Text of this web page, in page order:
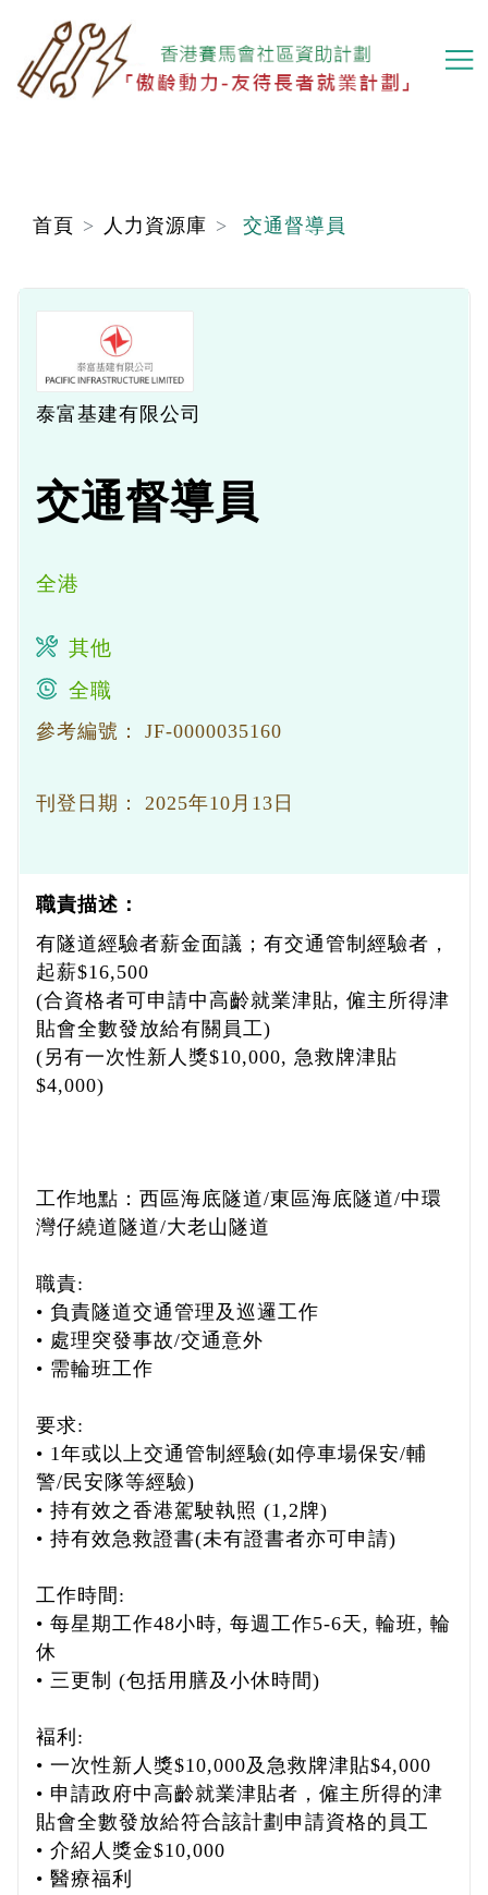
主
內
首頁 人力資源庫 交通督導員
泰富基建有限公司
交通督導員
全港
其他
全職
參考編號： JF-0000035160
刊登日期： 2025年10月13日
職責描述：
有隧道經驗者薪金面議；有交通管制經驗者，
起薪$16,500
(合資格者可申請中高齡就業津貼, 僱主所得津
貼會全數發放給有關員工)
(另有一次性新人獎$10,000, 急救牌津貼
$4,000)
工作地點：西區海底隧道/東區海底隧道/中環
灣仔繞道隧道/大老山隧道
職責:
• 負責隧道交通管理及巡邏工作
• 處理突發事故/交通意外
• 需輪班工作
要求:
• 1年或以上交通管制經驗(如停車場保安/輔
警/民安隊等經驗)
• 持有效之香港駕駛執照 (1,2牌)
• 持有效急救證書(未有證書者亦可申請)
工作時間:
• 每星期工作48小時, 每週工作5-6天, 輪班, 輪
休
• 三更制 (包括用膳及小休時間)
褔利:
• 一次性新人獎$10,000及急救牌津貼$4,000
• 申請政府中高齡就業津貼者，僱主所得的津
貼會全數發放給符合該計劃申請資格的員工
• 介紹人獎金$10,000
• 醫療福利